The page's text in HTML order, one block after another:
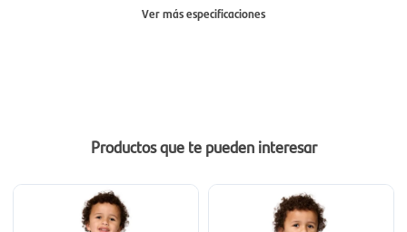
Ver más especificaciones
Productos que te pueden interesar